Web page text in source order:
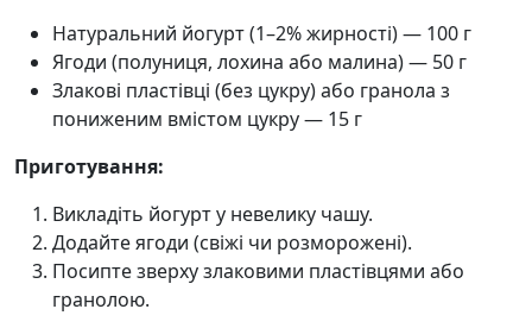
Натуральний йогурт (1–2% жирності) — 100 г
Ягоди (полуниця, лохина або малина) — 50 г
Злакові пластівці (без цукру) або гранола з
пониженим вмістом цукру — 15 г
Приготування:
Викладіть йогурт у невелику чашу.
Додайте ягоди (свіжі чи розморожені).
Посипте зверху злаковими пластівцями або
гранолою.